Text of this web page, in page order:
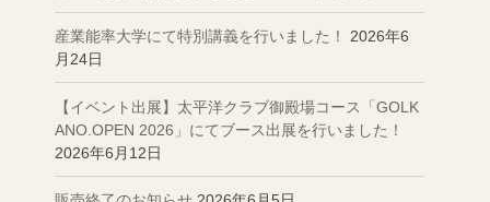
産業能率大学にて特別講義を行いました！
2026年6
月24日
【イベント出展】太平洋クラブ御殿場コース「GOLK
ANO.OPEN 2026」にてブース出展を行いました！
2026年6月12日